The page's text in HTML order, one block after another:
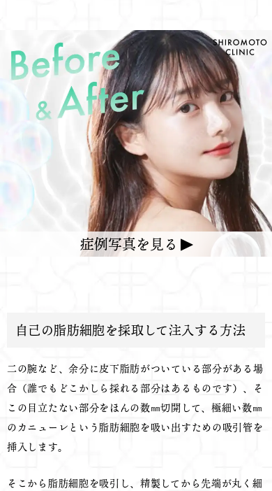
症例写真を見る
自己の脂肪細胞を採取して注入する方法
二の腕など、余分に皮下脂肪がついている部分がある場
合（誰でもどこかしら採れる部分はあるものです）、そ
この目立たない部分をほんの数㎜切開して、極細い数㎜
のカニューレという脂肪細胞を吸い出すための吸引管を
挿入します。
そこから脂肪細胞を吸引し、精製してから先端が丸く細